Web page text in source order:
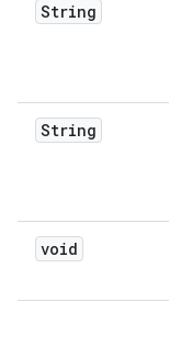
String
String
void